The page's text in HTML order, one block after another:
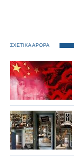
ΣΧΕΤΙΚΑ ΑΡΘΡΑ